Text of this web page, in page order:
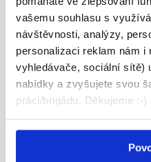
vašemu souhlasu s
návštěvnosti, analýzy,
personalizaci reklam nám i
vyhledávače, sociální sítě)
nabídky a zvyšujete svou
práci/brigádu. Děkujeme :-)
Elektromontér |
ČR (A728)
Dle domluvy